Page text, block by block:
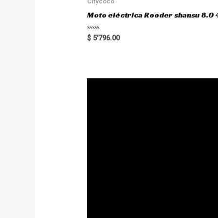
f
5
Moto eléctrica Rooder shansu
R
a
$5'796.00